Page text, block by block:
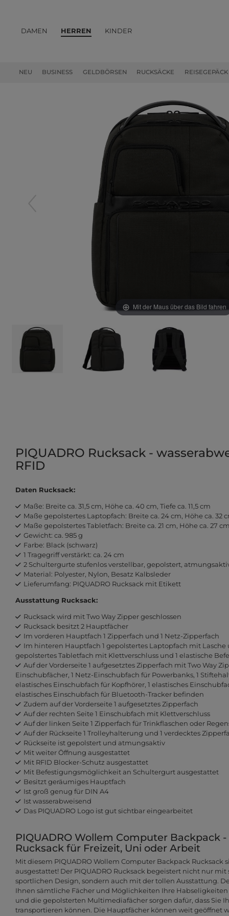
DAMEN HERREN
NEU BUSINESS GELDBÖRSEN RUCKSÄCKE REISEGEPÄCK
KINDER
Mit der Maus über das Bild fahren
PIQUADRO Rucksack -
RFID
Daten Rucksack:
Maße: Breite ca. 31,5 cm, Höhe ca. 40 cm, Tiefe ca. 11,5 cm
Maße gepolstertes Laptopfach: Breite ca. 24 cm, Höhe ca. 32
Maße gepolstertes Tabletfach: Breite ca. 21 cm, Höhe ca. 27
Gewicht: ca. 985 g
Farbe: Black (schwarz)
1 Tragegriff verstärkt: ca. 24 cm
2 Schultergurte stufenlos verstellbar, gepolstert,
Material: Polyester, Nylon, Besatz Kalbsleder
Lieferumfang: PIQUADRO Rucksack mit Etikett
Ausstattung Rucksack:
Rucksack wird mit Two Way Zipper geschlossen
Rucksack besitzt 2 Hauptfächer
Im vorderen Hauptfach 1 Zipperfach und 1 Netz-Zipperfach
Im hinteren Hauptfach 1 gepolstertes Laptopfach mit Lasche
gepolstertes Tabletfach mit Klettverschluss und 1 elastische
Auf der Vorderseite 1 aufgesetztes Zipperfach mit Two Way
Einschubfächer, 1 Netz-Einschubfach für Powerbanks, 1
elastisches Einschubfach für Kopfhörer, 1 elastisches
elastisches Einschubfach für Bluetooth-Tracker befinden
Zudem auf der Vorderseite 1 aufgesetztes Zipperfach
Auf der rechten Seite 1 Einschubfach mit Klettverschluss
Auf der linken Seite 1 Zipperfach für Trinkflaschen oder
Auf der Rückseite 1 Trolleyhalterung und 1 verdecktes
Rückseite ist gepolstert und atmungsaktiv
Mit weiter Öffnung ausgestattet
Mit RFID Blocker-Schutz ausgestattet
Mit Befestigungsmöglichkeit an Schultergurt ausgestattet
Besitzt geräumiges Hauptfach
Ist groß genug für DIN A4
Ist wasserabweisend
Das PIQUADRO Logo ist gut sichtbar eingearbeitet
PIQUADRO Wollem Computer Backpack
Rucksack für Freizeit, Uni oder Arbeit
Mit diesem PIQUADRO Wollem Computer Backpack Rucksack
ausgestattet! Der PIQUADRO Rucksack begeistert nicht nur
sportlichen Design, sondern auch mit der tollen Ausstattung.
Ihnen sämtliche Fächer und Möglichkeiten Ihre
und die gepolsterten Multimediafächer sorgen dafür, dass Sie
transportieren können. Die Hauptfächer können weit geöffnet